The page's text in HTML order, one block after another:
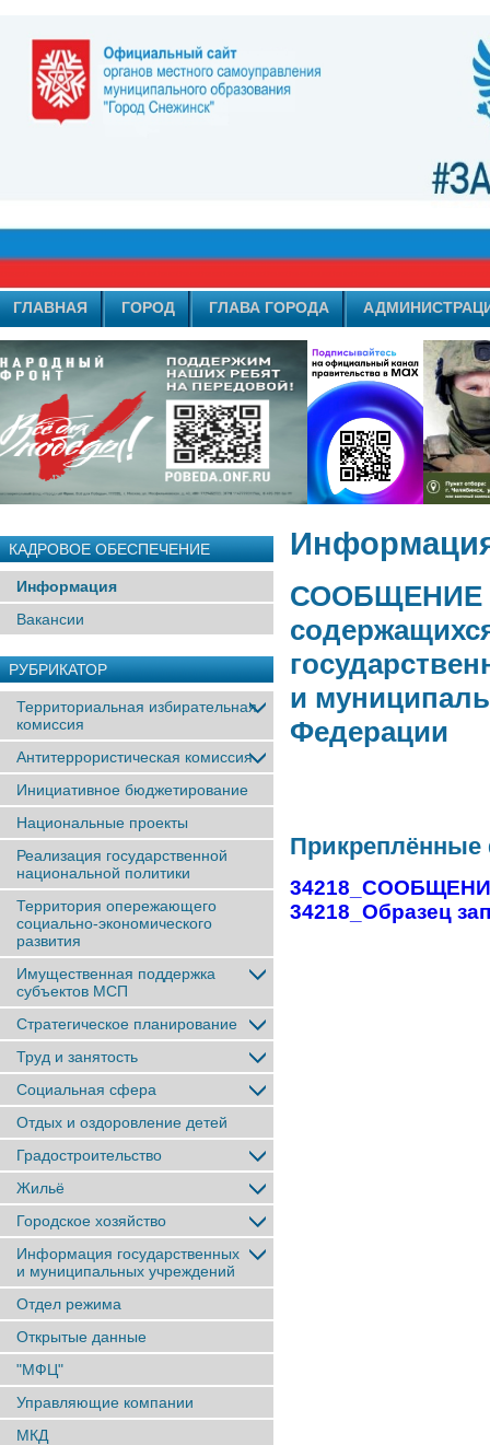
ГЛАВНАЯ ГОРОД ГЛАВА ГОРОДА
КАДРОВОЕ ОБЕСПЕЧЕНИЕ
Информация
Вакансии
РУБРИКАТОР
Территориальная избирательная
комиссия
Антитеррористическая комиссия
Инициативное бюджетирование
Национальные проекты
Реализация государственной
национальной политики
Территория опережающего
социально-экономического
развития
Имущественная поддержка
субъектов МСП
Стратегическое планирование
Труд и занятость
Социальная сфера
Отдых и оздоровление детей
Градостроительство
Жильё
Городское хозяйство
Информация государственных
и муниципальных учреждений
Отдел режима
Открытые данные
"МФЦ"
Управляющие компании
МКД
СООБЩЕНИЕ
и
Федерации
34218_Образец